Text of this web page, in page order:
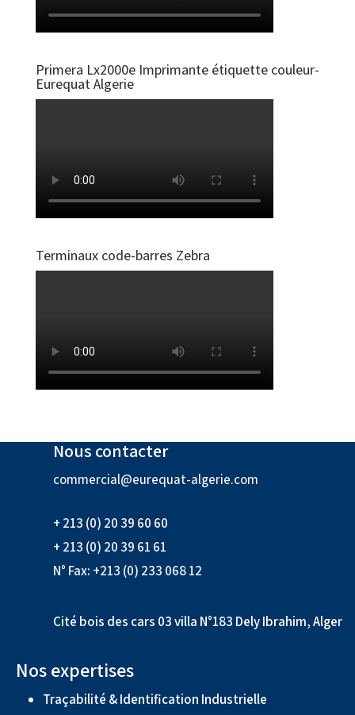
Primera Lx2000e Imprimante étiquette couleur-
Eurequat Algerie
Terminaux code-barres Zebra
Nous contacter
commercial@eurequat-algerie.com
+ 213 (0) 20 39 60 60
+ 213 (0) 20 39 61 61
N° Fax: +213 (0) 233 068 12
Cité bois des cars 03 villa N°183 Dely Ibrahim, Alger
Nos expertises
Traçabilité & Identification Industrielle